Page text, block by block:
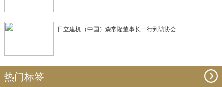
日立建机（中国）森常隆董事长一行到访协会
热门标签